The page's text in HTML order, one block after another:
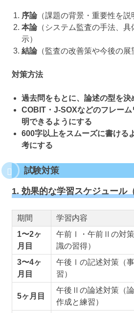
序論（課題の背景・重要性を説
本論（システム監査の手法、具
示）
結論（監査の改善策や今後の展
対策方法
過去問をもとに、論述の型を決
COBIT・J-SOXなどのフレー
明できるようにする
600字以上をスムーズに書ける
考にする
試験対策
1. 効果的な学習スケジュール
期間
学習内容
1〜2ヶ
月目
午前Ⅰ・午前Ⅱの対策
識の習得）
3〜4ヶ
月目
午後Ⅰの記述対策（
習）
5ヶ月目
午後Ⅱの論述対策（
作成と練習）